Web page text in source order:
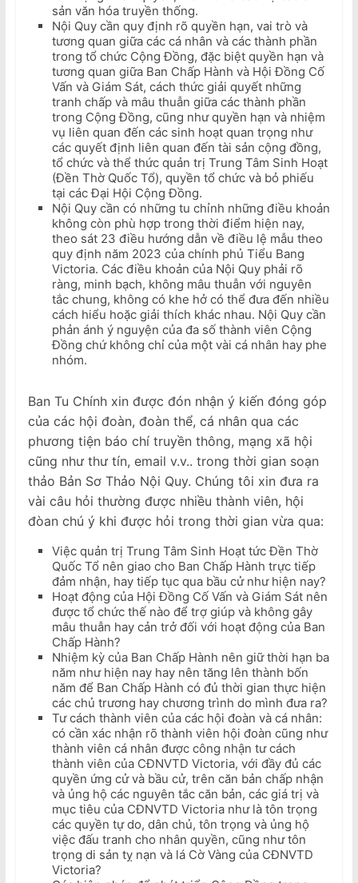
sản văn hóa truyền thống.
Nội Quy cần quy định rõ quyền hạn, vai trò và
tương quan giữa các cá nhân và các thành phần
trong tổ chức Cộng Đồng, đặc biệt quyền hạn và
tương quan giữa Ban Chấp Hành và Hội Đồng Cố
Vấn và Giám Sát, cách thức giải quyết những
tranh chấp và mâu thuẫn giữa các thành phần
trong Cộng Đồng, cũng như quyền hạn và nhiệm
vụ liên quan đến các sinh hoạt quan trọng như
các quyết định liên quan đến tài sản cộng đồng,
tổ chức và thể thức quản trị Trung Tâm Sinh Hoạt
(Đền Thờ Quốc Tổ), quyền tổ chức và bỏ phiếu
tại các Đại Hội Cộng Đồng.
Nội Quy cần có những tu chỉnh những điều khoản
không còn phù hợp trong thời điểm hiện nay,
theo sát 23 điều hướng dẫn về điều lệ mẫu theo
quy định năm 2023 của chính phủ Tiểu Bang
Victoria. Các điều khoản của Nội Quy phải rõ
ràng, minh bạch, không mâu thuẫn với nguyên
tắc chung, không có khe hở có thể đưa đến nhiều
cách hiểu hoặc giải thích khác nhau. Nội Quy cần
phản ánh ý nguyện của đa số thành viên Cộng
Đồng chứ không chỉ của một vài cá nhân hay phe
nhóm.
Ban Tu Chính xin được đón nhận ý kiến đóng góp
của các hội đoàn, đoàn thể, cá nhân qua các
phương tiện báo chí truyền thông, mạng xã hội
cũng như thư tín, email v.v.. trong thời gian soạn
thảo Bản Sơ Thảo Nội Quy. Chúng tôi xin đưa ra
vài câu hỏi thường được nhiều thành viên, hội
đòan chú ý khi được hỏi trong thời gian vừa qua:
Việc quản trị Trung Tâm Sinh Hoạt tức Đền Thờ
Quốc Tổ nên giao cho Ban Chấp Hành trực tiếp
đảm nhận, hay tiếp tục qua bầu cử như hiện nay?
Hoạt động của Hội Đồng Cố Vấn và Giám Sát nên
được tổ chức thế nào để trợ giúp và không gây
mâu thuẫn hay cản trở đối với hoạt động của Ban
Chấp Hành?
Nhiệm kỳ của Ban Chấp Hành nên giữ thời hạn ba
năm như hiện nay hay nên tăng lên thành bốn
năm để Ban Chấp Hành có đủ thời gian thực hiện
các chủ trương hay chương trình do mình đưa ra?
Tư cách thành viên của các hội đoàn và cá nhân:
có cần xác nhận rõ thành viên hội đoàn cũng như
thành viên cá nhân được công nhận tư cách
thành viên của CĐNVTD Victoria, với đầy đủ các
quyền ứng cử và bầu cử, trên căn bản chấp nhận
và ủng hộ các nguyên tắc căn bản, các giá trị và
mục tiêu của CĐNVTD Victoria như là tôn trọng
các quyền tự do, dân chủ, tôn trọng và ủng hộ
việc đấu tranh cho nhân quyền, cũng như tôn
trọng di sản tỵ nạn và lá Cờ Vàng của CĐNVTD
Victoria?